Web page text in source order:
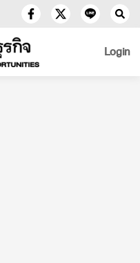
Login